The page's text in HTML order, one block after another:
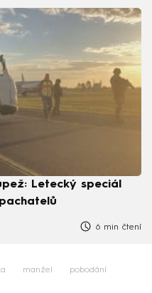
Letecký speciál
6 min čtení
manžel pobodání